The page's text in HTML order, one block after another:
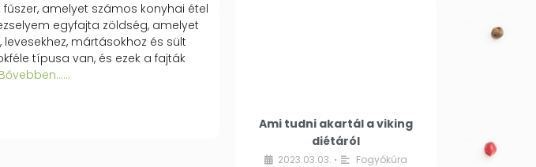
amelyet számos konyhai étel
egyfajta zöldség, amelyet
mártásokhoz és sült
típusa van, és ezek a fajták
Ami tudni akartál a viking
diétáról
2023.03.03. • Fogyókúra